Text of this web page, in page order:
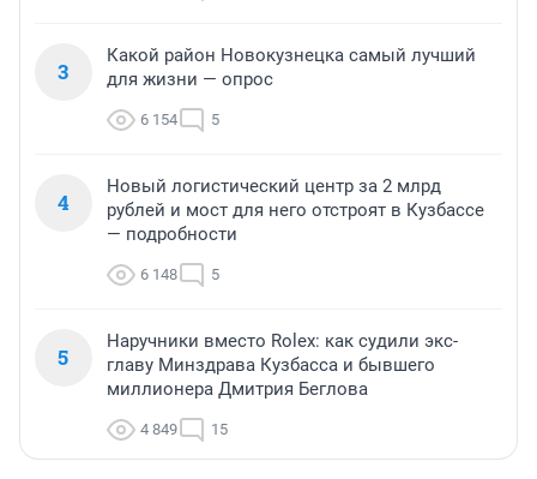
3
Какой район Новокузнецка самый лучший
для жизни — опрос
6 154 5
4
Новый логистический центр за 2 млрд
рублей и мост для него отстроят в Кузбассе
— подробности
6 148 5
5
Наручники вместо Rolex: как судили экс-
главу Минздрава Кузбасса и бывшего
миллионера Дмитрия Беглова
4 849 15